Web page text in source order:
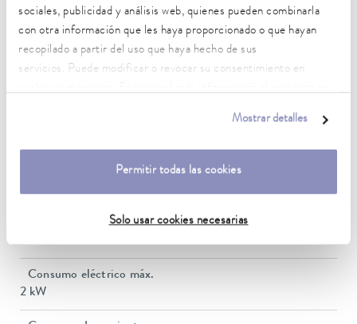
sociales, publicidad y análisis web, quienes pueden combinarla
con otra información que les haya proporcionado o que hayan
recopilado a partir del uso que haya hecho de sus
servicios. Puede modificar o revocar su consentimiento en
Mostrar detalles
Permitir todas las cookies
Solo usar cookies necesarias
Rango de temperatura de trabajo
-55 ... 200 °C
Rango de temperatura de funcionamiento
Estabilidad de temperatura
Consumo eléctrico máx.
2 kW